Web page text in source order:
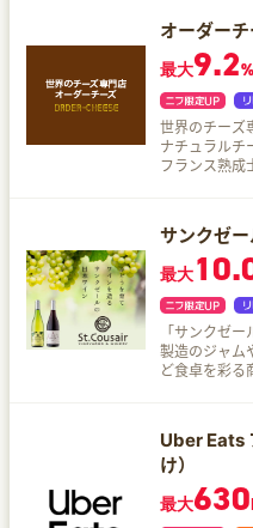
い価格で提供
オーダー
最大9.2%
世界のチーズ専
ナチュラルチ
フランス熟成
サンクゼ
最大
「サンクゼ
製造のジャム
ど食卓を彩る
Uber Eats
け）
最大630